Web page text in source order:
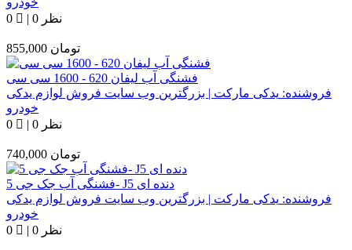
0
| 0 نظر
855,000 تومان
فشنگی آب لیفان 620 - 1600 سی سی
فروشنده: یدکی مارکت | بزرگترین وب سایت فروش لوازم یدکی
خودرو
0
| 0 نظر
740,000 تومان
فشنگی آب جک جی 5- J5 دنده ای
فروشنده: یدکی مارکت | بزرگترین وب سایت فروش لوازم یدکی
خودرو
0
| 0 نظر